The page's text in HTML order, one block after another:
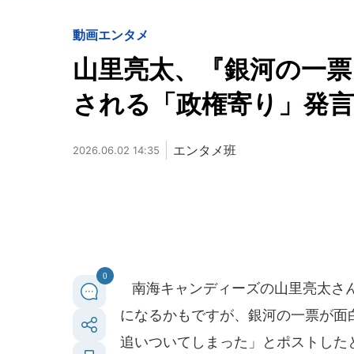
動画エンタメ
山里亮太、『銀河の一
される「政権寄り」発言
2026.06.02 14:35 エンタメ班
0
南海キャンディーズの山里亮太さ
になるかもですが、銀河の一票が
追いついてしまった」とポストし